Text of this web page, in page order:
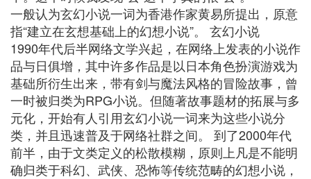
一般认为玄幻小说一词为香港作家黄易所提出，原意
指“建立在玄想基础上的幻想小说”。 玄幻小说
1990年代后半网络文学兴起，在网络上发表的小说作
品与日俱增，其中许多作品是以日本角色扮演游戏为
基础所衍生出来，带有剑与魔法风格的冒险故事，曾
一时被归类为RPG小说。但随著故事题材的拓展与多
元化，开始有人引用玄幻小说一词来为这些小说分
类，并且迅速普及于网络社群之间。 到了2000年代
前半，由于文类定义的松散模糊，原则上凡是不能明
确归类于科幻、武侠、恐怖等传统范畴的幻想小说，